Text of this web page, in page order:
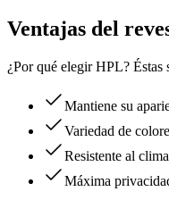
Ventajas del
¿Por qué elegir HPL? Éstas
Mantiene su
Variedad de
Resistente al
Máxima